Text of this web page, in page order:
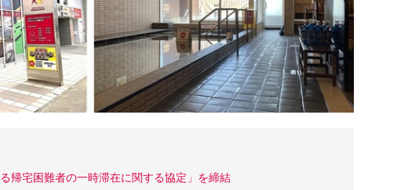
帰宅困難者の一時滞在に関する協定」を締結